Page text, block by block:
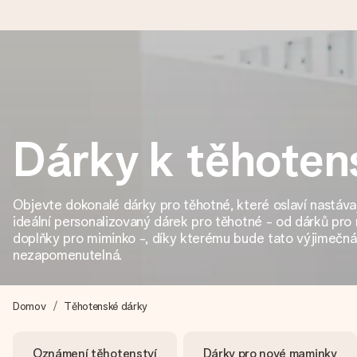
Váš dárek vytvoříme s láskou a bleskově odešleme – abyste
4,8 (na základě +15 000 recenzí)
Naše dárky inspirují. Zákazníci nás na Google Reviews hodnotí
Vytvořte něco jedinečného během několika kroků – s jejím
okamžik.
Dárky k
Objevte dokonalé dárky pro těhotné, které oslaví
ideální personalizovaný dárek pro těhotné - od dárků
doplňky pro miminko -, díky kterému bude tato
nezapomenutelná.
Domov Těhotenské dárky
Oznámení těhotenství Dárky pro nové maminky